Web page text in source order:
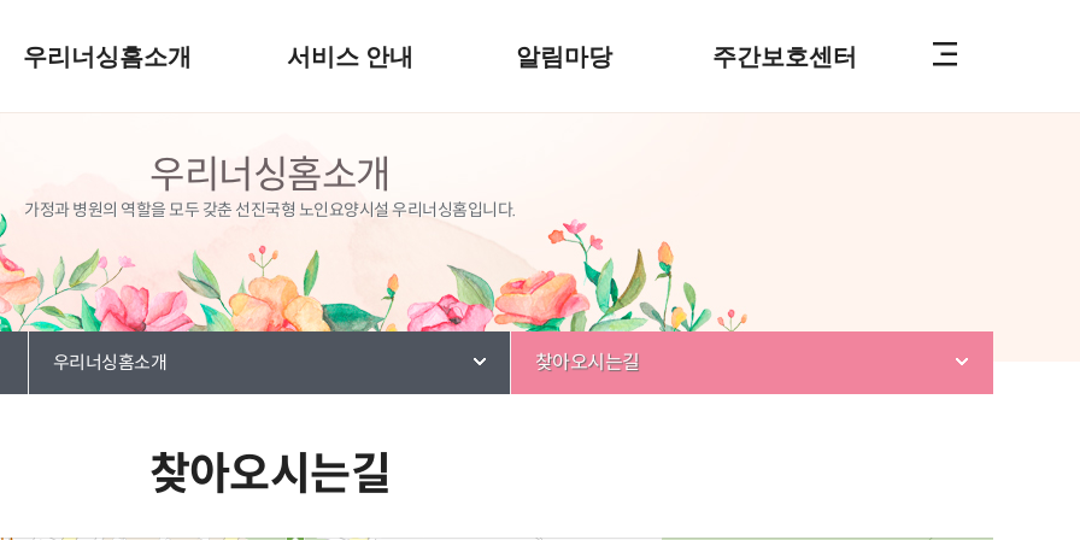
우리너싱홈소개 서비스 안내 알림마당 주간보호센터
우리너싱홈소개
가정과 병원의 역할을 모두 갖춘 선진국형 노인요양시설 우리너싱홈입니다.
우리너싱홈소개 찾아오시는길
찾아오시는길